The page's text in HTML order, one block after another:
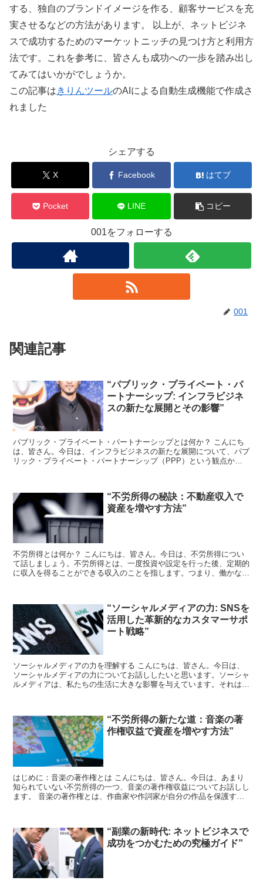
する、独自のブランドイメージを作る、顧客サービスを充
実させるなどの方法があります。 以上が、ネットビジネ
スで成功するためのマーケットニッチの見つけ方と利用方
法です。これを参考に、皆さんも成功への一歩を踏み出し
てみてはいかがでしょうか。
この記事はきりんツールのAIによる自動生成機能で作成さ
れました
シェアする
X Facebook はてブ
Pocket LINE コピー
001をフォローする
001
関連記事
“パブリック・プライベート・パ
ートナーシップ: インフラビジネ
スの新たな展開とその影響”
パブリック・プライベート・パートナーシップとは何か？ こんにち
は、皆さん。今日は、インフラビジネスの新たな展開について、パブ
リック・プライベート・パートナーシップ（PPP）という観点から
“不労所得の秘訣：不動産収入で
資産を増やす方法”
不労所得とは何か？ こんにちは、皆さん。今日は、不労所得につい
て話しましょう。不労所得とは、一度投資や設定を行った後、定期的
に収入を得ることができる収入のことを指します。つまり、働かなく
“ソーシャルメディアの力: SNSを
活用した革新的なカスタマーサポ
ート戦略”
ソーシャルメディアの力を理解する こんにちは、皆さん。今日は、
ソーシャルメディアの力についてお話ししたいと思います。ソーシャ
ルメディアは、私たちの生活に大きな影響を与えています。それは、
“不労所得の新たな道：音楽の著
作権収益で資産を増やす方法”
はじめに：音楽の著作権とは こんにちは、皆さん。今日は、あまり
知られていない不労所得の一つ、音楽の著作権収益についてお話しし
ます。 音楽の著作権とは、作曲家や作詞家が自分の作品を保護する
“副業の新時代: ネットビジネスで
成功をつかむための究極ガイド”